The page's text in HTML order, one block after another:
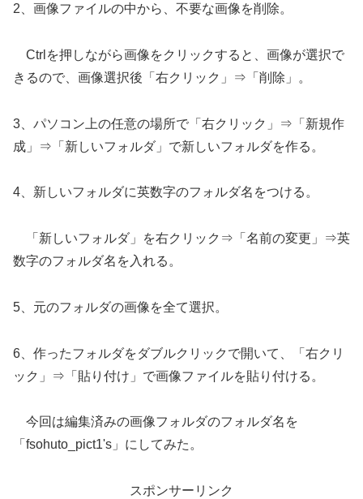
2、画像ファイルの中から、不要な画像を削除。
Ctrlを押しながら画像をクリックすると、画像が選択で
きるので、画像選択後「右クリック」⇒「削除」。
3、パソコン上の任意の場所で「右クリック」⇒「新規作
成」⇒「新しいフォルダ」で新しいフォルダを作る。
4、新しいフォルダに英数字のフォルダ名をつける。
「新しいフォルダ」を右クリック⇒「名前の変更」⇒英
数字のフォルダ名を入れる。
5、元のフォルダの画像を全て選択。
6、作ったフォルダをダブルクリックで開いて、「右クリ
ック」⇒「貼り付け」で画像ファイルを貼り付ける。
今回は編集済みの画像フォルダのフォルダ名を
「fsohuto_pict1's」にしてみた。
スポンサーリンク